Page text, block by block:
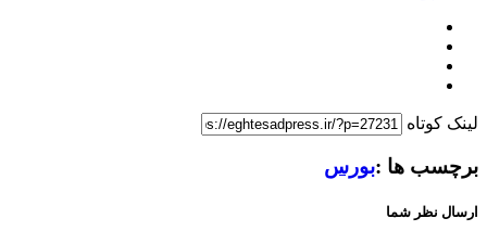
لینک کوتاه
برچسب ها :بورس
ارسال نظر شما